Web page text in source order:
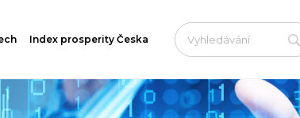
Index prosperity Česka